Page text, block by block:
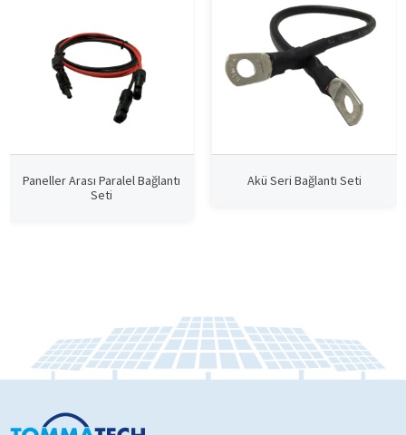
Paneller Arası Paralel Bağlantı
Seti
Akü Seri Bağlantı Seti